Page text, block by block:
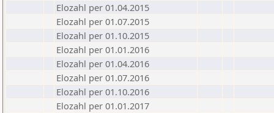
Elozahl per 01.04.2015
Elozahl per 01.07.2015
Elozahl per 01.10.2015
Elozahl per 01.01.2016
Elozahl per 01.04.2016
Elozahl per 01.07.2016
Elozahl per 01.10.2016
Elozahl per 01.01.2017